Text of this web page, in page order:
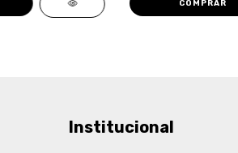
COMPRAR
Institucional